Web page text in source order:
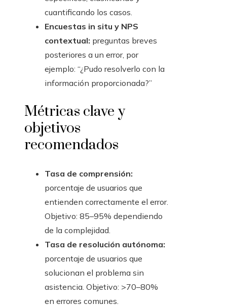
cuantificando los casos.
Encuestas in situ y NPS
contextual: preguntas breves
posteriores a un error, por
ejemplo: “¿Pudo resolverlo con la
información proporcionada?”
Métricas clave y
objetivos
recomendados
Tasa de comprensión:
porcentaje de usuarios que
entienden correctamente el error.
Objetivo: 85–95% dependiendo
de la complejidad.
Tasa de resolución autónoma:
porcentaje de usuarios que
solucionan el problema sin
asistencia. Objetivo: >70–80%
en errores comunes.